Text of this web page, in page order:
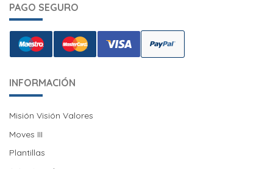
PAGO SEGURO
INFORMACIÓN
Misión Visión Valores
Misión Visión Valores
Moves III
Moves III
Plantillas